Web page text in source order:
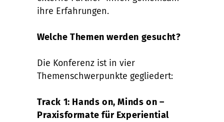
ihre Erfahrungen.
Welche Themen werden gesucht?
Die Konferenz ist in vier
Themenschwerpunkte gegliedert:
Track 1: Hands on, Minds on –
Praxisformate für Experiential